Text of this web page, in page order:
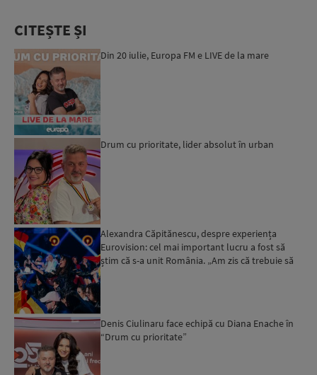
CITEȘTE ȘI
Din 20 iulie, Europa FM e LIVE de la mare
Drum cu prioritate, lider absolut în urban
Alexandra Căpitănescu, despre experiența
Eurovision: cel mai important lucru a fost să
știm că s-a unit România. „Am zis că trebuie să
Denis Ciulinaru face echipă cu Diana Enache în
“Drum cu prioritate”